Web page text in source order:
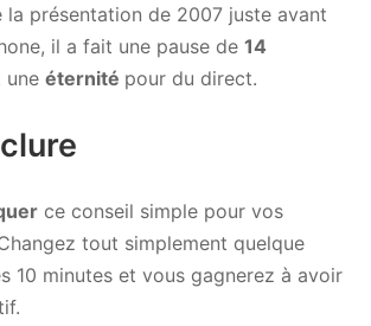
la présentation de 2007 juste avant
il a fait une pause de 14
une éternité pour du direct.
ce conseil simple pour vos
tout simplement quelque
10 minutes et vous gagnerez à avoir